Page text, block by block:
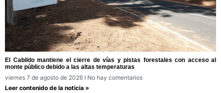
El Cabildo mantiene el cierre de vías y pistas forestales con acceso al
monte público debido a las altas temperaturas
viernes 7 de agosto de 2026
No hay comentarios
Leer contenido de la noticia »